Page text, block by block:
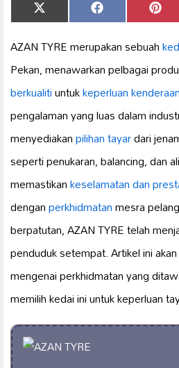
Share
on
X
(Twitter)
Share
on
Facebook Share
on
AZAN TYRE merupakan sebuah
Pekan, menawarkan pelbagai
berkualitiuntukkeperluan kenderaan
pengalaman yang luas dalam
menyediakanpilihan tayardari
seperti penukaran, balancing, dan
memastikankeselamatan dan
denganperkhidmatanmesra
berpatutan, AZAN TYRE telah
penduduk setempat. Artikel ini
mengenai perkhidmatan yang
memilih kedai ini untuk keperluan